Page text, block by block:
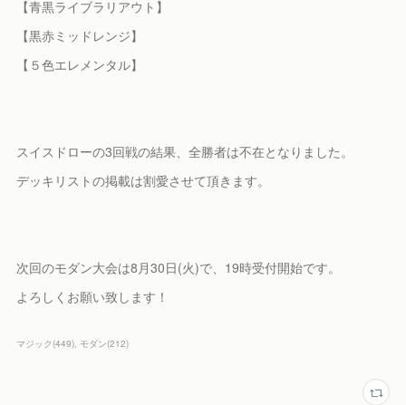
【青黒ライブラリアウト】
【黒赤ミッドレンジ】
【５色エレメンタル】
スイスドローの3回戦の結果、全勝者は不在となりました。
デッキリストの掲載は割愛させて頂きます。
次回のモダン大会は8月30日(火)で、19時受付開始です。
よろしくお願い致します！
マジック (449) モダン(212)